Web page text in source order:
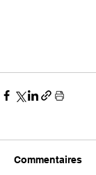
Commentaires